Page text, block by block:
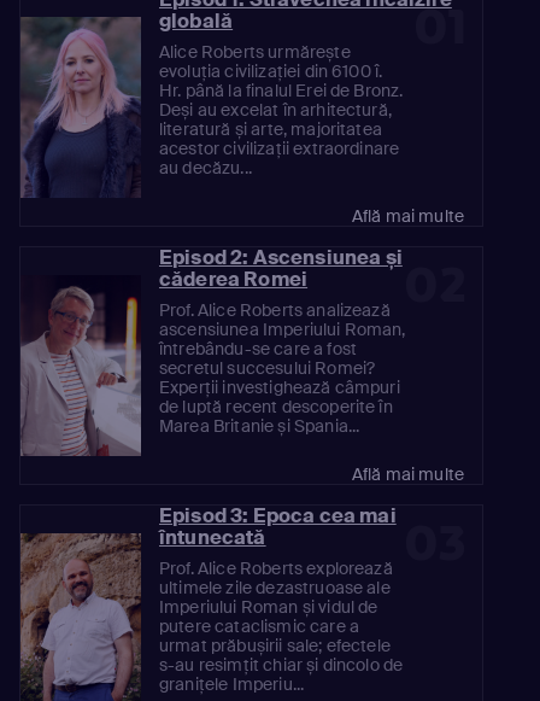
01
globală
Alice Roberts urmărește
evoluția civilizației din 6100 î.
Hr. până la finalul Erei de Bronz.
Deși au excelat în arhitectură,
literatură și arte, majoritatea
acestor civilizații extraordinare
au decăzu...
Află mai multe
Episod 2: Ascensiunea și
căderea Romei
Prof. Alice Roberts analizează
ascensiunea Imperiului Roman,
întrebându-se care a fost
secretul succesului Romei?
Experții investighează câmpuri
de luptă recent descoperite în
Marea Britanie și Spania...
Află mai multe
Episod 3: Epoca cea mai
întunecată
Prof. Alice Roberts explorează
ultimele zile dezastruoase ale
Imperiului Roman și vidul de
putere cataclismic care a
urmat prăbușirii sale; efectele
s-au resimțit chiar și dincolo de
granițele Imperiu...